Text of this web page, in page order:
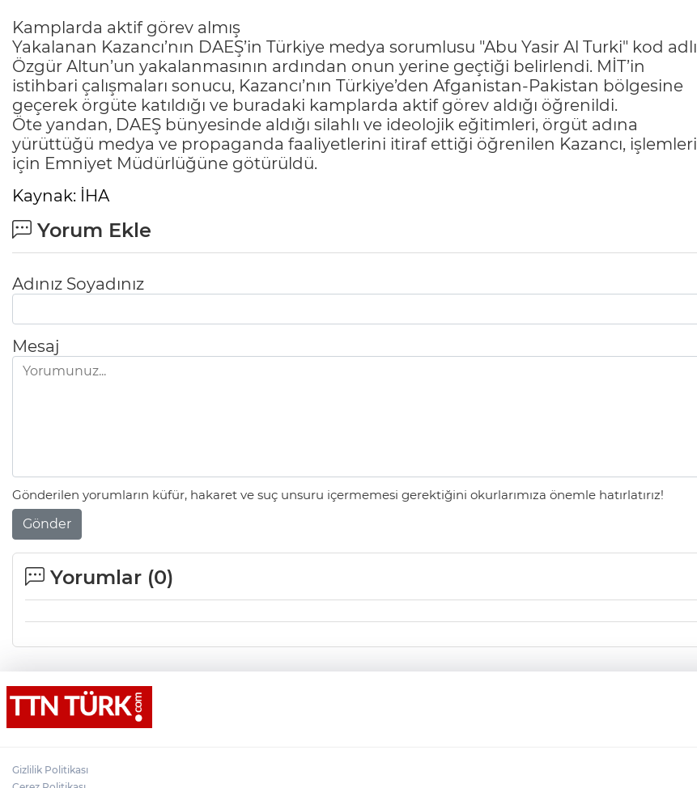
Kamplarda aktif görev almış
Yakalanan Kazancı’nın DAEŞ’in Türkiye medya sorumlusu "Abu Yasir Al Turki" kod adlı
Özgür Altun’un yakalanmasının ardından onun yerine geçtiği belirlendi. MİT’in
istihbari çalışmaları sonucu, Kazancı’nın Türkiye’den Afganistan-Pakistan bölgesine
geçerek örgüte katıldığı ve buradaki kamplarda aktif görev aldığı öğrenildi.
Öte yandan, DAEŞ bünyesinde aldığı silahlı ve ideolojik eğitimleri, örgüt adına
yürüttüğü medya ve propaganda faaliyetlerini itiraf ettiği öğrenilen Kazancı, işlemleri
için Emniyet Müdürlüğüne götürüldü.
Kaynak: İHA
Yorum Ekle
Adınız Soyadınız
Mesaj
Gönderilen yorumların küfür, hakaret ve suç unsuru içermemesi gerektiğini okurlarımıza önemle hatırlatırız!
Gönder
Yorumlar (0)
Gizlilik Politikası